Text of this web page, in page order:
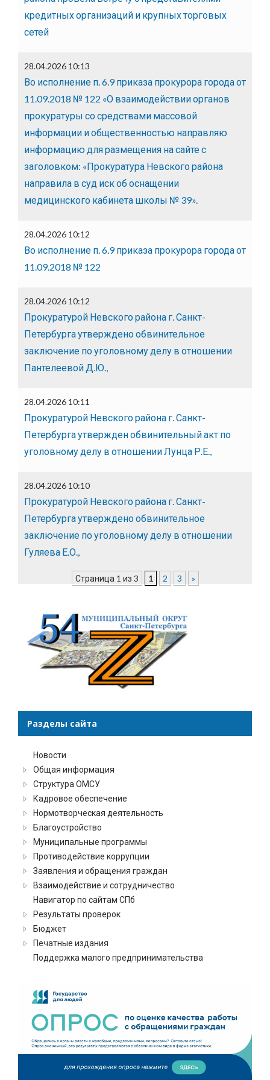
кредитных организаций и крупных торговых
сетей
28.04.2026 10:13
Во исполнение п. 6.9 приказа прокурора города от
11.09.2018 № 122 «О взаимодействии органов
прокуратуры со средствами массовой
информации и общественностью направляю
информацию для размещения на сайте с
заголовком: «Прокуратура Невского района
направила в суд иск об оснащении
медицинского кабинета школы № 39».
28.04.2026 10:12
Во исполнение п. 6.9 приказа прокурора города от
11.09.2018 № 122
28.04.2026 10:12
Прокуратурой Невского района г. Санкт-
Петербурга утверждено обвинительное
заключение по уголовному делу в отношении
Пантелеевой Д.Ю.,
28.04.2026 10:11
Прокуратурой Невского района г. Санкт-
Петербурга утвержден обвинительный акт по
уголовному делу в отношении Лунца Р.Е.,
28.04.2026 10:10
Прокуратурой Невского района г. Санкт-
Петербурга утверждено обвинительное
заключение по уголовному делу в отношении
Гуляева Е.О.,
Страница 1 из 3 1 2 3 »
Разделы сайта
Новости
Общая информация
Структура ОМСУ
Кадровое обеспечение
Нормотворческая деятельность
Благоустройство
Муниципальные программы
Противодействие коррупции
Заявления и обращения граждан
Взаимодействие и сотрудничество
Навигатор по сайтам СПб
Результаты проверок
Бюджет
Печатные издания
Поддержка малого предпринимательства